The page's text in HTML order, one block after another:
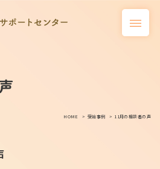
HOME 受給事例 11月の相談者の声